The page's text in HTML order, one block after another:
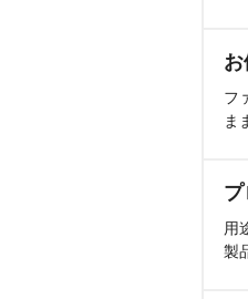
フ
ま
用
製